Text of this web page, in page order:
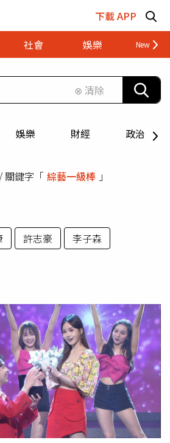
下載 APP
社會 娛樂 財經
⊗ 清除
娛樂 財經 政治
關鍵字「 綜藝一級棒 」
許志豪
李子森